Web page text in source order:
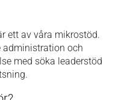
ett av våra mikrostöd.
administration och
med söka leaderstöd